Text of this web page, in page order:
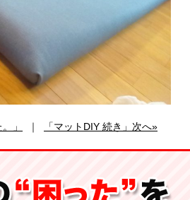
」 ｜ 「マットDIY 続き」次へ»